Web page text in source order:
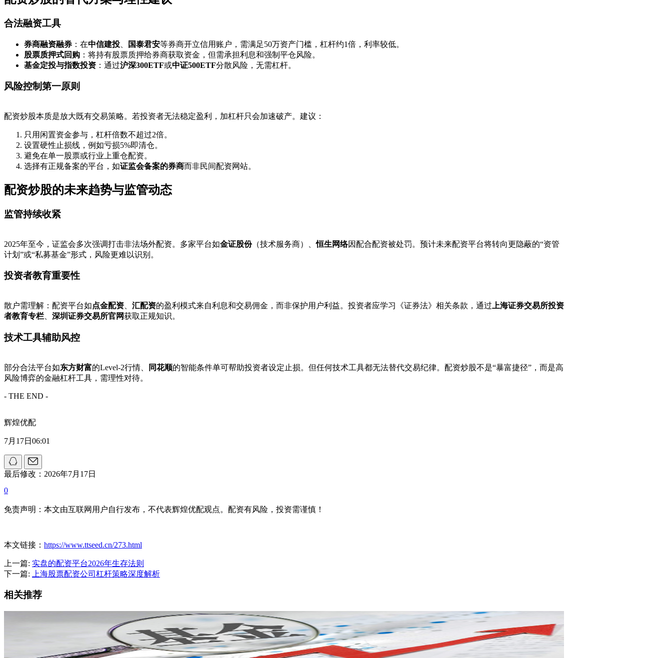
合法融资工具
券商融资融券 ：在中信建投 国泰君安等券商开立信用账户，需满足50万资产门槛，杠杆约1倍，利率较低。
股票质押式回购 ：将持有股票质押给券商获取资金，但需承担利息和强制平仓风险。
基金定投与指数投资 ：通过沪深300ETF或中证500ETF分散风险，无需杠杆。
风险控制第一原则
配资炒股本质是放大既有交易策略。若投资者无法稳定盈利，加杠杆只会加速破产。建议：
只用闲置资金参与，杠杆倍数不超过2倍。
设置硬性止损线，例如亏损5%即清仓。
避免在单一股票或行业上重仓配资。
选择有正规备案的平台，如证监会备案的券商而非民间配资网站。
配资炒股的未来趋势与监管动态
监管持续收紧
2025年至今，证监会多次强调打击非法场外配资。多家平台如金证股份（技术服务商）、恒生网络因配合配资被处罚。预计未来配资平台将转向更隐蔽的“资管
计划”或“私募基金”形式，风险更难以识别。
投资者教育重要性
散户需理解：配资平台如点金配资 汇配资的盈利模式来自利息和交易佣金，而非保护用户利益。投资者应学习《证券法》相关条款，通过 上海证券交易所投资
者教育专栏
深圳证券交易所官网获取正规知识。
技术工具辅助风控
部分合法平台如东方财富的Level-2行情、 同花顺的智能条件单可帮助投资者设定止损。但任何技术工具都无法替代交易纪律。配资炒股不是“暴富捷径”，而是高
风险博弈的金融杠杆工具，需理性对待。
- THE END -
辉煌优配
7月17日06:01
最后修改：2026年7月17日
0
免责声明：本文由互联网用户自行发布，不代表辉煌优配观点。配资有风险，投资需谨慎！
本文链接： https://www.ttseed.cn/273.html
上一篇: 实盘的配资平台2026年生存法则
下一篇:
上海股票配资公司杠杆策略深度解析
相关推荐